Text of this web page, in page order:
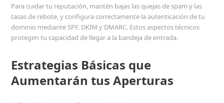
Para cuidar tu reputación, mantén bajas las quejas de spam y las
tasas de rebote, y configura correctamente la autenticación de tu
dominio mediante SPF, DKIM y DMARC. Estos aspectos técnicos
protegen tu capacidad de llegar a la bandeja de entrada.
Estrategias Básicas que
Aumentarán tus Aperturas